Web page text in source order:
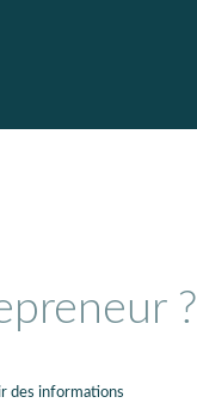
?
des informations